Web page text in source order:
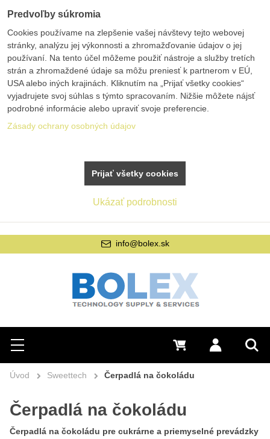
Hľadať
Menu Prihlásiť sa
0 €
info@bolex.sk
Úvod Sweettech Čerpadlá na čokoládu
Čerpadlá na čokoládu
Čerpadlá na čokoládu pre cukrárne a priemyselné prevádzky
Predvoľby súkromia
Cookies používame na zlepšenie vašej návštevy tejto webovej
stránky, analýzu jej výkonnosti a zhromažďovanie údajov o jej
používaní. Na tento účel môžeme použiť nástroje a služby tretích
strán a zhromaždené údaje sa môžu preniesť k partnerom v EÚ,
USA alebo iných krajinách. Kliknutím na „Prijať všetky cookies“
vyjadrujete svoj súhlas s týmto spracovaním. Nižšie môžete nájsť
podrobné informácie alebo upraviť svoje preferencie.
Zásady ochrany osobných údajov
Ukázať podrobnosti
Prijať všetky cookies